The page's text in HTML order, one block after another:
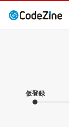
仮登録